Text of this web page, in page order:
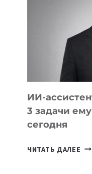
ИИ-
3 задачи
сегодня
ЧИТАТЬ ДАЛЕЕ ИИ-